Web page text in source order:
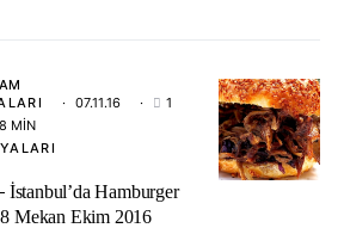
07.11.16
1
8 MIN
İstanbul’da Hamburger
Mekan Ekim 2016